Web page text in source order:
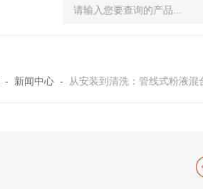
SJMFSID/希德 鸡骨泥
- 新闻中心 - 从安装到清洗：管线式粉液